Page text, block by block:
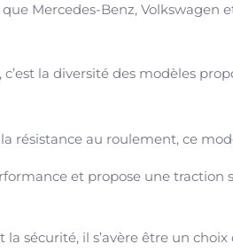
Mercedes-Benz, Volkswagen
la diversité des modèles
résistance au roulement, ce
et propose une traction
la sécurité, il s’avère être un